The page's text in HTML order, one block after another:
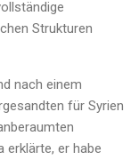
Strukturen
nach einem
für Syrien
erklärte, er habe